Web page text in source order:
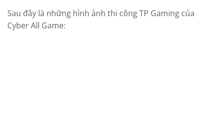
Sau đây là những hình ảnh thi công TP Gaming của
Cyber All Game: